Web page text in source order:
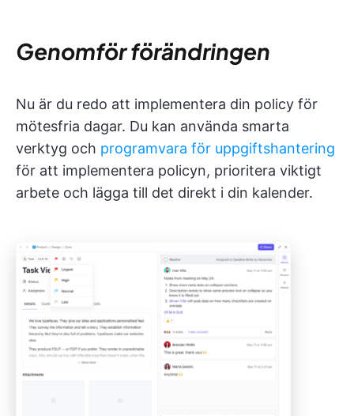
Genomför förändringen
Nu är du redo att implementera din policy för
mötesfria dagar. Du kan använda smarta
verktyg och programvara för uppgiftshantering
för att implementera policyn, prioritera viktigt
arbete och lägga till det direkt i din kalender.